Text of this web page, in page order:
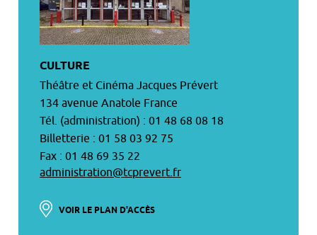
CULTURE
Théâtre et Cinéma Jacques Prévert
134 avenue Anatole France
Tél. (administration) : 01 48 68 08 18
Billetterie : 01 58 03 92 75
Fax : 01 48 69 35 22
administration@tcprevert.fr
VOIR LE PLAN D'ACCÈS